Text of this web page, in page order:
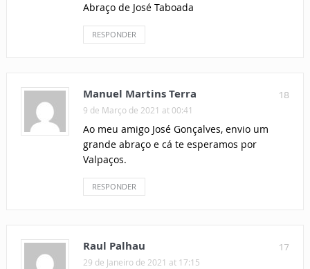
Abraço de José Taboada
RESPONDER
18
Manuel Martins Terra
9 de Março de 2021 at 00:41
Ao meu amigo José Gonçalves, envio um
grande abraço e cá te esperamos por
Valpaços.
RESPONDER
17
Raul Palhau
29 de Janeiro de 2021 at 17:15